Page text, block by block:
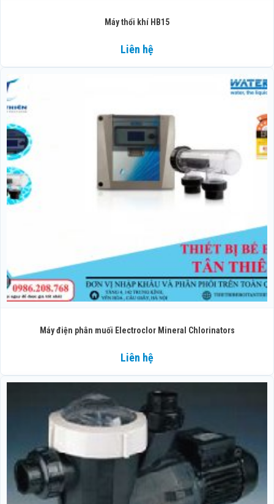
Máy thổi khí HB15
Liên hệ
Máy điện phân muối Electroclor Mineral Chlorinators
Liên hệ